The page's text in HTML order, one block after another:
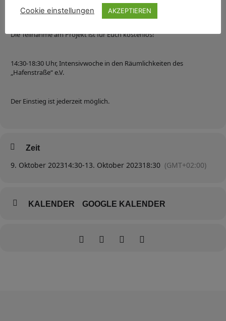
Ein Projekt für Kinder und Jugendlichen zwischen 10 und 14 Jahren.
Die Teilnahme am Projekt ist für Euch kostenlos!
14:30-18:30 Uhr, Intensivwoche in den Räumlichkeiten des
„Hafenstraße“ e.V.
Der Einstieg ist jederzeit möglich.
Zeit
9. Oktober 202314:30-13. Oktober 202318:30 (GMT+02:00)
KALENDER GOOGLE KALENDER
Cookie einstellungen AKZEPTIEREN